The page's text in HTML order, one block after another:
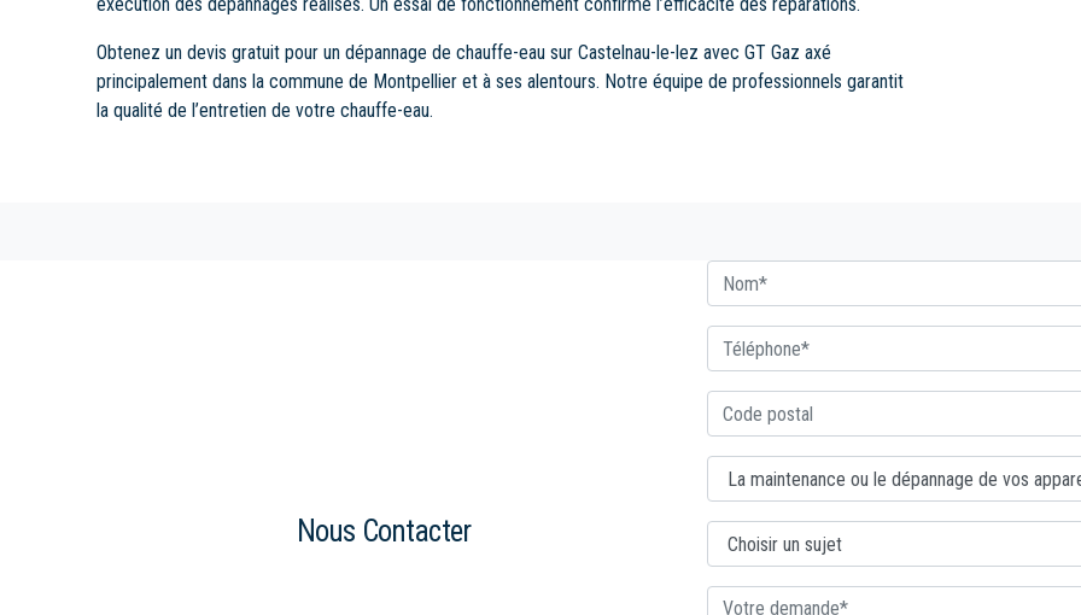
Obtenez un devis gratuit pour un dépannage de chauffe-eau sur Castelnau-le-lez avec GT Gaz axé
principalement dans la commune de Montpellier et à ses alentours. Notre équipe de professionnels garantit
la qualité de l’entretien de votre chauffe-eau.
Nous Contacter